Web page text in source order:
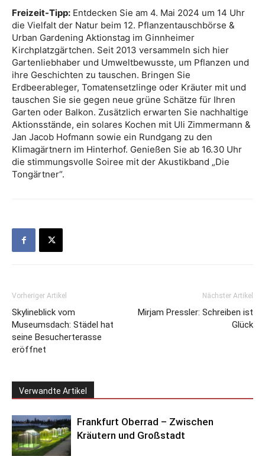
Freizeit-Tipp: Entdecken Sie am 4. Mai 2024 um 14 Uhr
die Vielfalt der Natur beim 12. Pflanzentauschbörse &
Urban Gardening Aktionstag im Ginnheimer
Kirchplatzgärtchen. Seit 2013 versammeln sich hier
Gartenliebhaber und Umweltbewusste, um Pflanzen und
ihre Geschichten zu tauschen. Bringen Sie
Erdbeerableger, Tomatensetzlinge oder Kräuter mit und
tauschen Sie sie gegen neue grüne Schätze für Ihren
Garten oder Balkon. Zusätzlich erwarten Sie nachhaltige
Aktionsstände, ein solares Kochen mit Uli Zimmermann &
Jan Jacob Hofmann sowie ein Rundgang zu den
Klimagärtnern im Hinterhof. Genießen Sie ab 16.30 Uhr
die stimmungsvolle Soiree mit der Akustikband „Die
Tongärtner“.
Vorheriger Artikel
Skylineblick vom
Museumsdach: Städel hat
seine Besucherterasse
eröffnet
Nächster Artikel
Mirjam Pressler: Schreiben ist
Glück
Verwandte Artikel
Frankfurt Oberrad – Zwischen
Kräutern und Großstadt